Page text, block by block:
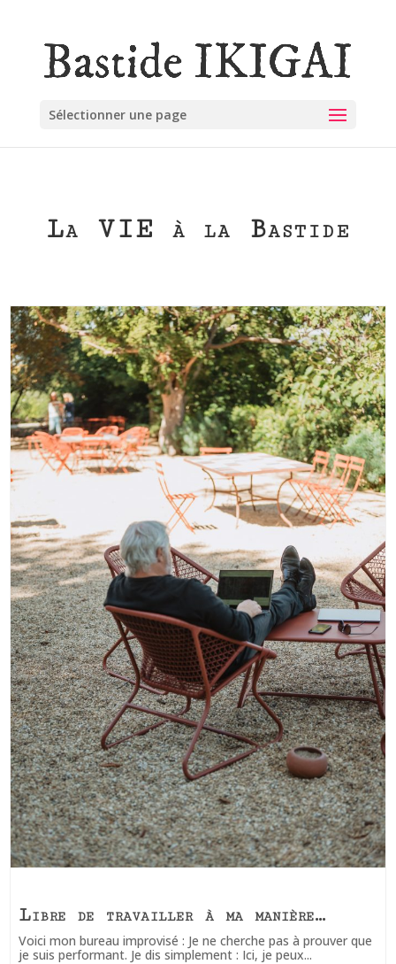
Sélectionner une page
La VIE à la Bastide
Libre de travailler à ma manière…
Voici mon bureau improvisé : Je ne cherche pas à prouver que
je suis performant. Je dis simplement : Ici, je peux...